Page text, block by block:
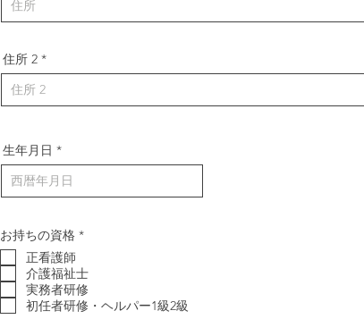
住所 2
生年月日
お持ちの資格 *必
目
正看護師
介護福祉士
実務者研修
初任者研修・ヘルパー1級2級